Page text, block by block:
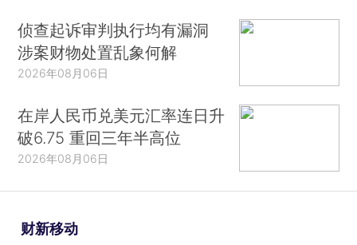
侦查起诉审判执行均有漏洞
涉案财物处置乱象何解
2026年08月06日
在岸人民币兑美元汇率连日升
破6.75 重回三年半高位
2026年08月06日
财新移动